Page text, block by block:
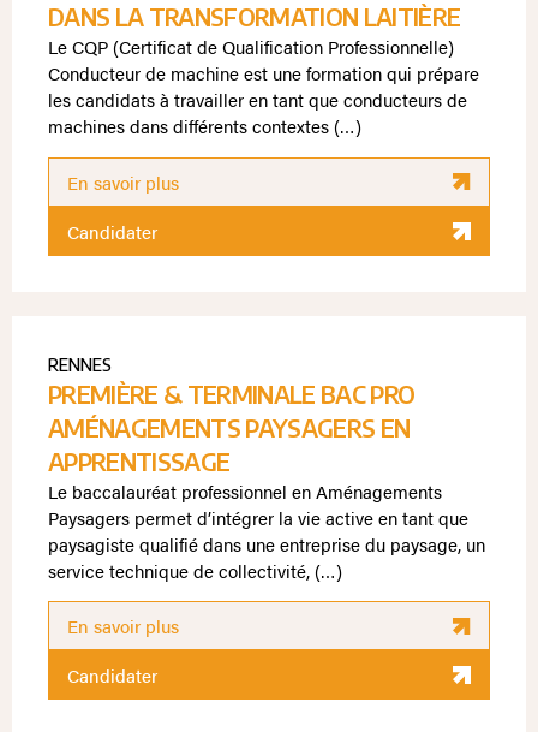
DANS LA TRANSFORMATION LAITIÈRE
Le CQP (Certificat de Qualification Professionnelle)
Conducteur de machine est une formation qui prépare
les candidats à travailler en tant que conducteurs de
machines dans différents contextes (…)
En savoir plus
Candidater
RENNES
PREMIÈRE & TERMINALE BAC PRO
AMÉNAGEMENTS PAYSAGERS EN
APPRENTISSAGE
Le baccalauréat professionnel en Aménagements
Paysagers permet d’intégrer la vie active en tant que
paysagiste qualifié dans une entreprise du paysage, un
service technique de collectivité, (…)
En savoir plus
Candidater